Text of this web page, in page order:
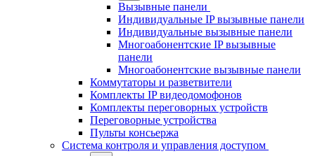
Вызывные панели
Индивидуальные IP вызывные панели
Индивидуальные вызывные панели
Многоабонентские IP вызывные
панели
Многоабонентские вызывные панели
Коммутаторы и разветвители
Комплекты IP видеодомофонов
Комплекты переговорных устройств
Переговорные устройства
Пульты консьержа
Система контроля и управления доступом